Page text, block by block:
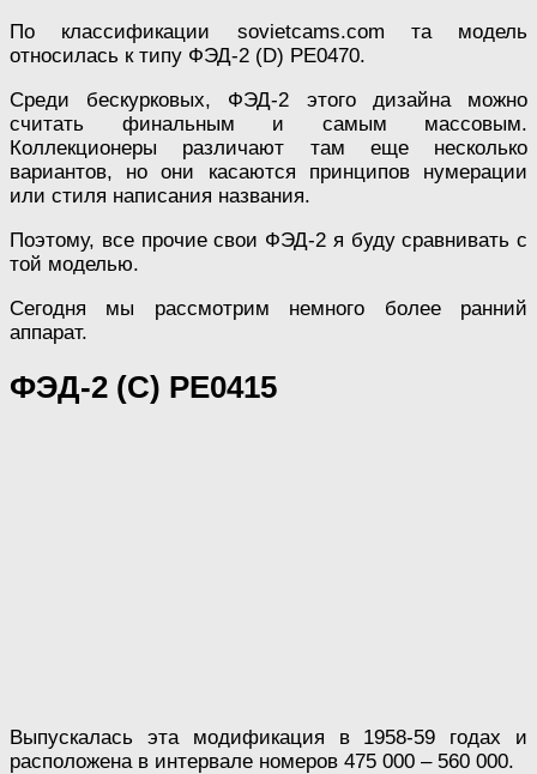
По классификации sovietcams.com та модель
относилась к типу ФЭД-2 (D) PE0470.
Среди бескурковых, ФЭД-2 этого дизайна можно
считать финальным и самым массовым.
Коллекционеры различают там еще несколько
вариантов, но они касаются принципов нумерации
или стиля написания названия.
Поэтому, все прочие свои ФЭД-2 я буду сравнивать с
той моделью.
Сегодня мы рассмотрим немного более ранний
аппарат.
ФЭД-2 (C) PE0415
Выпускалась эта модификация в 1958-59 годах и
расположена в интервале номеров 475 000 – 560 000.